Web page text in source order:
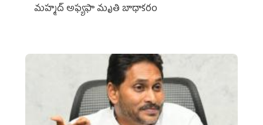
మహ్మద్‌ అఫ్యఫా మృతి బాధాకరం